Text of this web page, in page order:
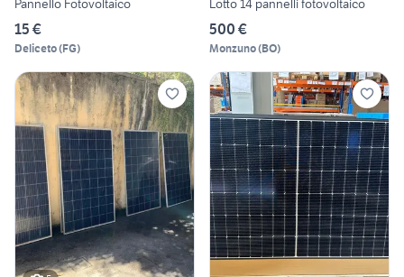
Pannello Fotovoltaico
15 €
Deliceto(FG)
Lotto 14 pannelli fotovoltaico
500 €
Monzuno(BO)